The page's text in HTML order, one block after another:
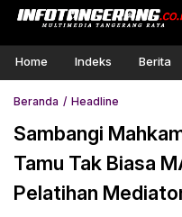
Home Indeks Berita
Beranda Headline
Sambangi
Tamu Tak Biasa
Pelatihan